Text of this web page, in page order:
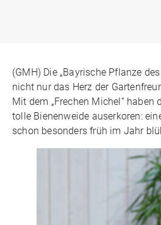
(GMH) Die „Bayrische Pflanze
nicht nur das Herz der
Mit dem „Frechen Michel“ haben
tolle Bienenweide auserkoren:
schon besonders früh im Jahr